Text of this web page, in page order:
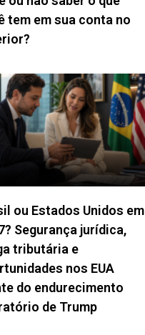
tem em sua conta no
ou Estados Unidos em
Segurança jurídica,
tributária e
nos EUA
do endurecimento
de Trump